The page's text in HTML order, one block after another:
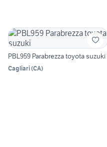
PBL959 Parabrezza toyota suzuki
Cagliari(CA)